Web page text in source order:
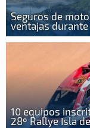
Seguros de
ventajas
10 equipos
28º Rallye Isla